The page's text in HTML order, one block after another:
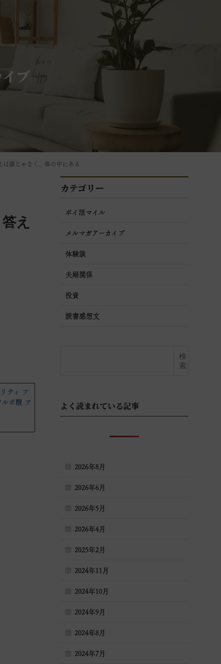
ブ
頭じゃなく、体の中にある
え
ティ フ
ボ酸 フ
カテゴリー
ポイ活マイル
メルマガアーカイブ
体験談
夫婦関係
投資
読書感想文
検
索
よく読まれている記事
2026年8月
2026年6月
2026年5月
2026年4月
2025年2月
2024年11月
2024年10月
2024年9月
2024年8月
2024年7月